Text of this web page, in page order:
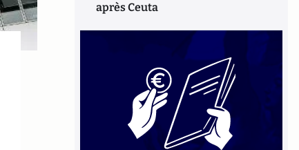
après Ceuta